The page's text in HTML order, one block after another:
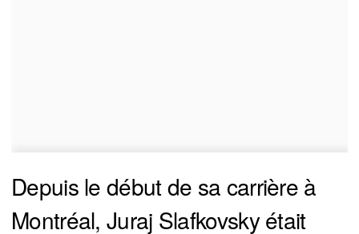
Depuis le début de sa carrière à
Montréal, Juraj Slafkovsky était